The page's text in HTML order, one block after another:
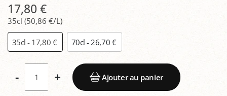
17,80 €
35cl (50,86 €/L)
35cl - 17,80 € 70cl - 26,70 €
- + Ajouter au panier